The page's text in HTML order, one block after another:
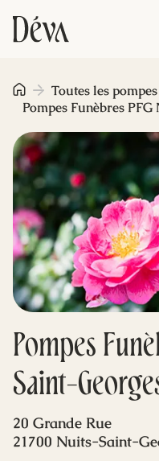
Obsèques
Prévoyance
Monument
Livraison de
Blog
Mes
Pompes
Saint-
Toutes les
Pompes Funèbres
20 Grande Rue
21700 Nuits-Saint-